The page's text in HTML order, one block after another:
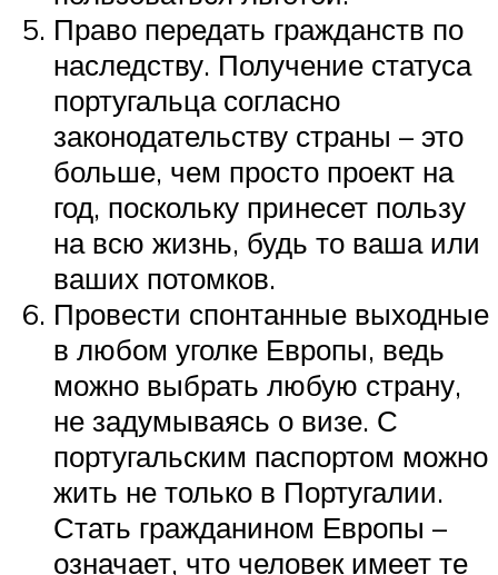
Право передать гражданств по
наследству. Получение статуса
португальца согласно
законодательству страны – это
больше, чем просто проект на
год, поскольку принесет пользу
на всю жизнь, будь то ваша или
ваших потомков.
Провести спонтанные выходные
в любом уголке Европы, ведь
можно выбрать любую страну,
не задумываясь о визе. С
португальским паспортом можно
жить не только в Португалии.
Стать гражданином Европы –
означает, что человек имеет те